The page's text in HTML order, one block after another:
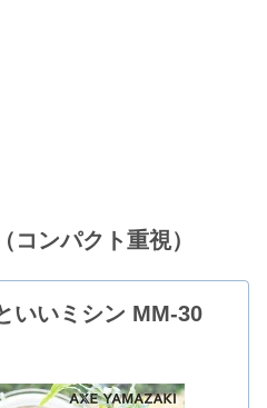
コンパクト重視）
いいミシン MM-30